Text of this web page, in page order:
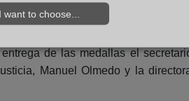
los registradores jubilados en los
en 2014.
de las medallas el
Manuel Olmedo y la
I want to choose...